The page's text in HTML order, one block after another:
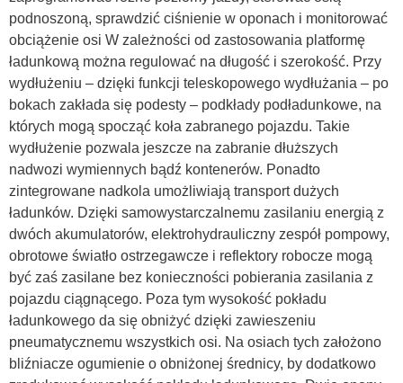
podnoszoną, sprawdzić ciśnienie w oponach i monitorować
obciążenie osi W zależności od zastosowania platformę
ładunkową można regulować na długość i szerokość. Przy
wydłużeniu – dzięki funkcji teleskopowego wydłużania – po
bokach zakłada się podesty – podkłady podładunkowe, na
których mogą spocząć koła zabranego pojazdu. Takie
wydłużenie pozwala jeszcze na zabranie dłuższych
nadwozi wymiennych bądź kontenerów. Ponadto
zintegrowane nadkola umożliwiają transport dużych
ładunków. Dzięki samowystarczalnemu zasilaniu energią z
dwóch akumulatorów, elektrohydrauliczny zespół pompowy,
obrotowe światło ostrzegawcze i reflektory robocze mogą
być zaś zasilane bez konieczności pobierania zasilania z
pojazdu ciągnącego. Poza tym wysokość pokładu
ładunkowego da się obniżyć dzięki zawieszeniu
pneumatycznemu wszystkich osi. Na osiach tych założono
bliźniacze ogumienie o obniżonej średnicy, by dodatkowo